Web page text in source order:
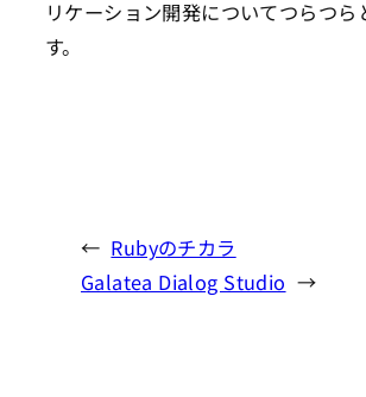
リケーション開発についてつらつら
す。
← Rubyのチカラ
Galatea Dialog Studio →